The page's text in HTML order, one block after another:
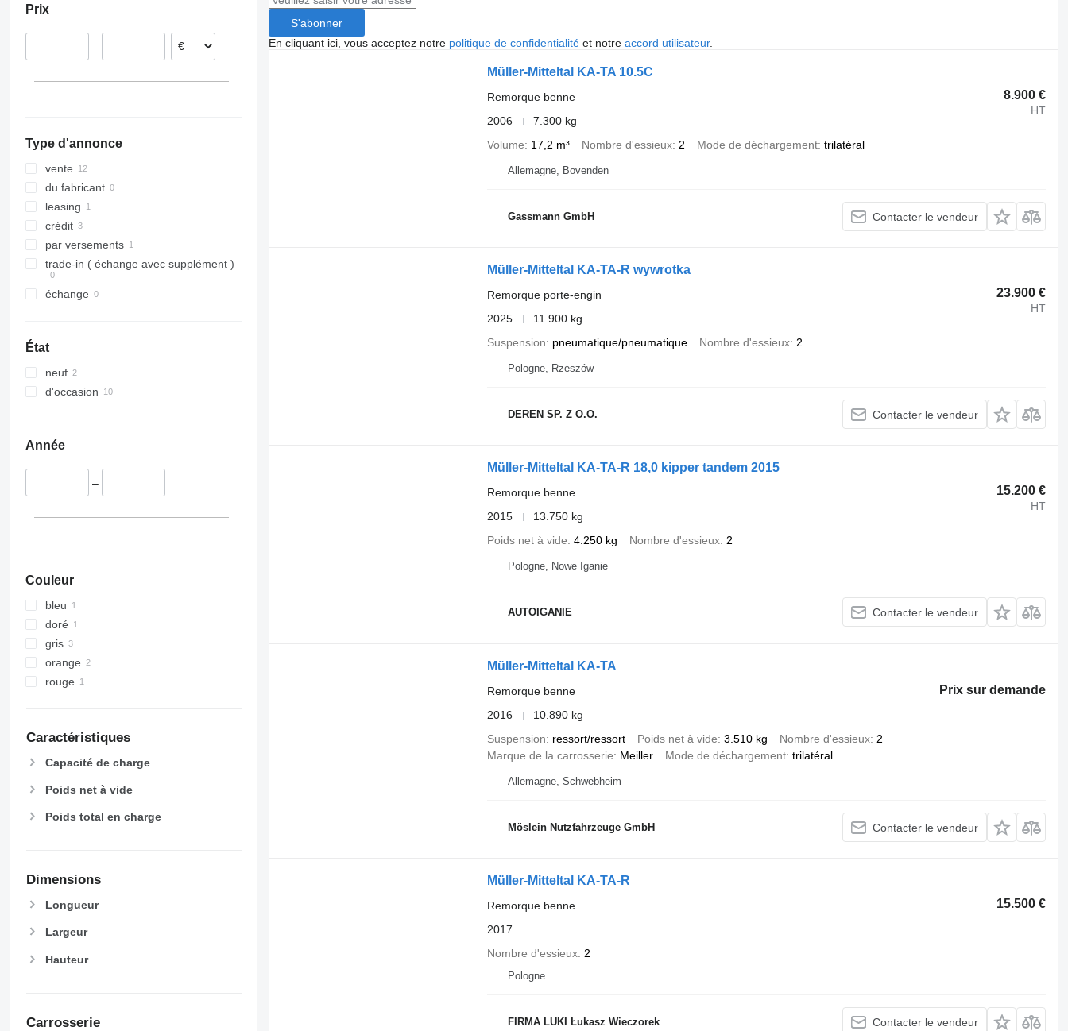
Prix
–
Type d'annonce
vente
du fabricant
leasing
crédit
par versements
trade-in ( échange avec supplément )
échange
État
neuf
d'occasion
Année
–
Couleur
bleu
doré
gris
orange
rouge
Caractéristiques
Capacité de charge
Poids net à vide
Poids total en charge
Dimensions
Longueur
Largeur
Hauteur
Carrosserie
S'abonner
En cliquant ici, vous acceptez notre politique de confidentialitéet notre accord utilisateur.
Müller-Mitteltal KA-TA 10.5C
8.900 €
HT
Remorque benne
2006
7.300 kg
Volume
17,2 m³ Nombre d'essieux 2 Mode de déchargement trilatéral
Allemagne, Bovenden
Gassmann GmbH Contacter le vendeur
Müller-Mitteltal KA-TA-R wywrotka
23.900 €
HT
Remorque porte-engin
2025
11.900 kg
Suspension
pneumatique/pneumatique Nombre d'essieux 2
Pologne, Rzeszów
DEREN SP. Z O.O. Contacter le vendeur
Müller-Mitteltal KA-TA-R 18,0 kipper tandem 2015
15.200 €
HT
Remorque benne
2015
13.750 kg
Poids net à vide 4.250 kg Nombre d'essieux 2
Pologne, Nowe Iganie
AUTOIGANIE Contacter le vendeur
Müller-Mitteltal KA-TA
Prix sur demande
Remorque benne
2016
10.890 kg
Suspension
ressort/ressort Poids net à vide 3.510 kg Nombre d'essieux 2
Marque de la carrosserie
Meiller Mode de déchargement trilatéral
Allemagne, Schwebheim
Möslein Nutzfahrzeuge GmbH Contacter le vendeur
Müller-Mitteltal KA-TA-R
15.500 €
Remorque benne
2017
Nombre d'essieux 2
Pologne
FIRMA LUKI Łukasz Wieczorek Contacter le vendeur